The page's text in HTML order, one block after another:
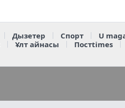
Дызетер Спорт
U
Ұлт айнасы
Постtimes